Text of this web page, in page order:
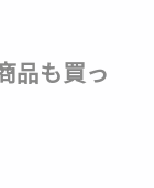
品も買っ